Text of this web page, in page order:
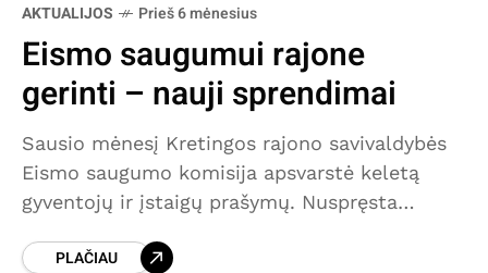
AKTUALIJOS Prieš 6 mėnesius
Eismo saugumui rajone
gerinti – nauji sprendimai
Sausio mėnesį Kretingos rajono savivaldybės
Eismo saugumo komisija apsvarstė keletą
gyventojų ir įstaigų prašymų. Nuspręsta
kelio ženklų bei kitų eismo saugumo
PLAČIAU